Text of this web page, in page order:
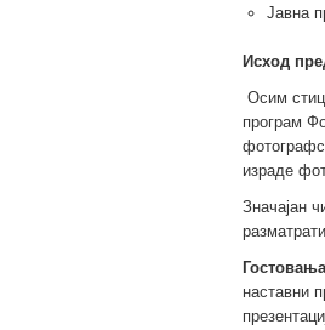
Јавна
Исход
Осим
програм
израде
Значајан
наставни